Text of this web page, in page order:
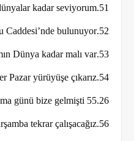
51.Seni dünyalar kadar seviyorum.
52.Evimiz Bolu Caddesi’nde bulunuyor.
53.O adamın Dünya kadar malı var.
54.Biz her Pazar yürüyüşe çıkarız.
55.26 Mayıs cuma günü bize gelmişti.
56.Gelecek Çarşamba tekrar çalışacağız.